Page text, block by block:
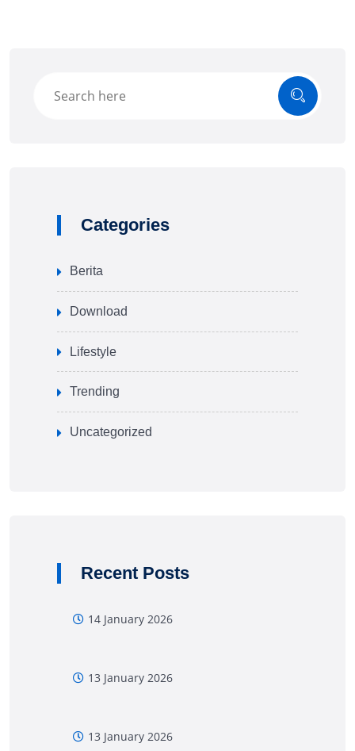
Categories
Berita
Download
Lifestyle
Trending
Uncategorized
Recent Posts
14 January 2026
13 January 2026
13 January 2026